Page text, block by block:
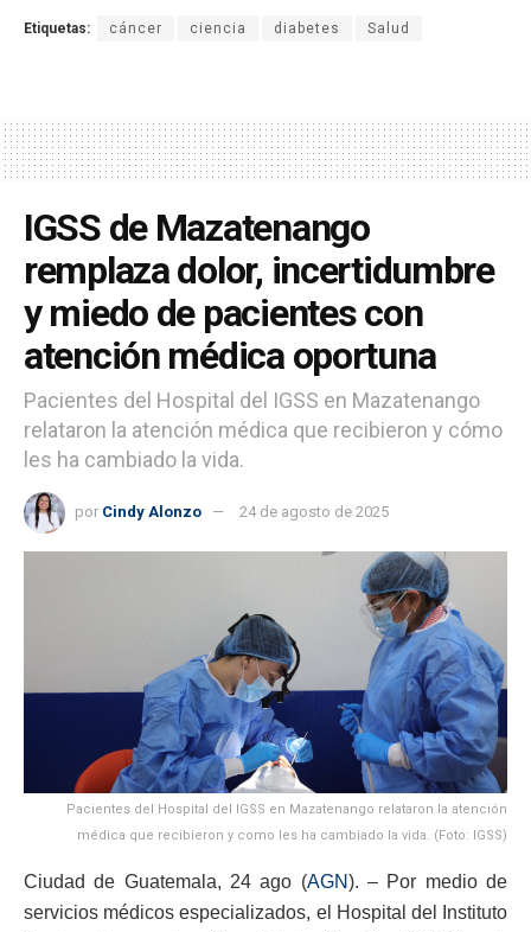
Etiquetas: cáncer ciencia diabetes Salud
IGSS de Mazatenango
remplaza dolor, incertidumbre
y miedo de pacientes con
atención médica oportuna
Pacientes del Hospital del IGSS en Mazatenango
relataron la atención médica que recibieron y cómo
les ha cambiado la vida.
por Cindy Alonzo 24 de agosto de 2025
Pacientes del Hospital del IGSS en Mazatenango relataron la atención
médica que recibieron y como les ha cambiado la vida. (Foto: IGSS)
Ciudad de Guatemala, 24 ago (AGN). – Por medio de
servicios médicos especializados, el Hospital del Instituto